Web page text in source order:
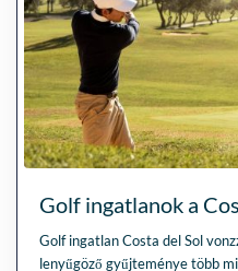
Golf ingatlanok a
Golf ingatlan Costa del Sol
lenyűgöző gyűjteménye több